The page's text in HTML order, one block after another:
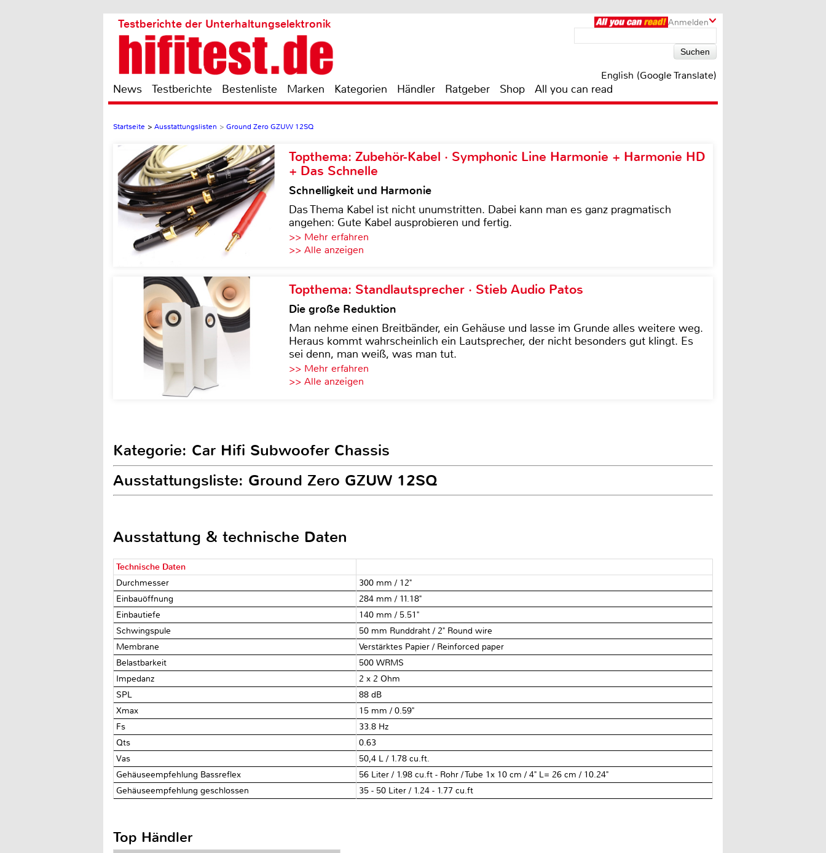
Anmelden
Testberichte der Unterhaltungselektronik
English (Google Translate)
News Testberichte Bestenliste Marken Kategorien Händler Ratgeber Shop All you can read
Startseite > Ausstattungslisten > Ground Zero GZUW 12SQ
Topthema: Zubehör-Kabel · Symphonic Line Harmonie + Harmonie HD
+ Das Schnelle
Schnelligkeit und Harmonie
Das Thema Kabel ist nicht unumstritten. Dabei kann man es ganz pragmatisch
angehen: Gute Kabel ausprobieren und fertig.
>> Mehr erfahren
>> Alle anzeigen
Topthema: Standlautsprecher · Stieb Audio Patos
Die große Reduktion
Man nehme einen Breitbänder, ein Gehäuse und lasse im Grunde alles weitere weg.
Heraus kommt wahrscheinlich ein Lautsprecher, der nicht besonders gut klingt. Es
sei denn, man weiß, was man tut.
>> Mehr erfahren
>> Alle anzeigen
Kategorie: Car Hifi Subwoofer Chassis
Ausstattungsliste: Ground Zero GZUW 12SQ
Ausstattung & technische Daten
Technische Daten
Durchmesser
300 mm / 12"
Einbauöffnung
284 mm / 11.18"
Einbautiefe
140 mm / 5.51"
Schwingspule
50 mm Runddraht / 2" Round wire
Membrane
Verstärktes Papier / Reinforced paper
Belastbarkeit
500 WRMS
Impedanz
2 x 2 Ohm
SPL
88 dB
Xmax
15 mm / 0.59"
Fs
33.8 Hz
Qts
0.63
Vas
50,4 L / 1.78 cu.ft.
Gehäuseempfehlung Bassreflex
56 Liter / 1.98 cu.ft - Rohr / Tube 1x 10 cm / 4" L= 26 cm / 10.24"
Gehäuseempfehlung geschlossen
35 - 50 Liter / 1.24 - 1.77 cu.ft
Top Händler